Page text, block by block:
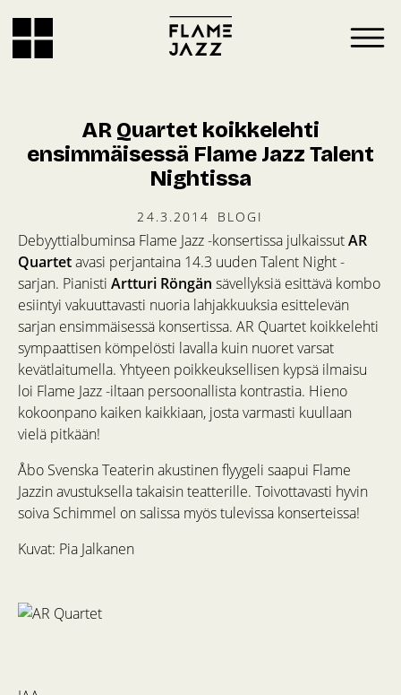
AR Quartet koikkelehti
ensimmäisessä Flame Jazz Talent
Nightissa
24.3.2014 BLOGI
Debyyttialbuminsa Flame Jazz -konsertissa julkaissutAR
Quartetavasi perjantaina 14.3 uuden Talent Night -
sarjan. Pianisti Artturi Röngän sävellyksiä esittävä kombo
esiintyi vakuuttavasti nuoria lahjakkuuksia esittelevän
sarjan ensimmäisessä konsertissa. AR Quartet koikkelehti
sympaattisen kömpelösti lavalla kuin nuoret varsat
kevätlaitumella. Yhtyeen poikkeuksellisen kypsä ilmaisu
loi Flame Jazz -iltaan persoonallista kontrastia. Hieno
kokoonpano kaiken kaikkiaan, josta varmasti kuullaan
vielä pitkään!
Åbo Svenska Teaterin akustinen flyygeli saapui Flame
Jazzin avustuksella takaisin teatterille. Toivottavasti hyvin
soiva Schimmel on salissa myös tulevissa konserteissa!
Kuvat: Pia Jalkanen